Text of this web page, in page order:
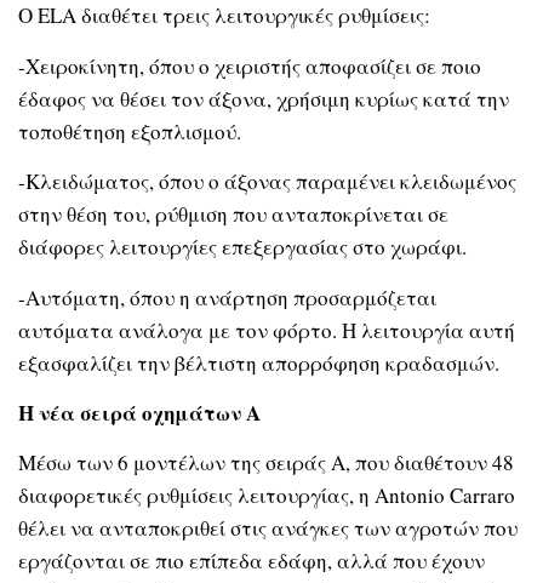
Ο ELA διαθέτει τρεις λειτουργικές ρυθμίσεις:
-Χειροκίνητη, όπου ο χειριστής αποφασίζει σε ποιο
έδαφος να θέσει τον άξονα, χρήσιμη κυρίως κατά την
τοποθέτηση εξοπλισμού.
-Κλειδώματος, όπου ο άξονας παραμένει κλειδωμένος
στην θέση του, ρύθμιση που ανταποκρίνεται σε
διάφορες λειτουργίες επεξεργασίας στο χωράφι.
-Αυτόματη, όπου η ανάρτηση προσαρμόζεται
αυτόματα ανάλογα με τον φόρτο. Η λειτουργία αυτή
εξασφαλίζει την βέλτιστη απορρόφηση κραδασμών.
Η νέα σειρά οχημάτωνA
Μέσω των 6 μοντέλων της σειράς A, που διαθέτουν 48
διαφορετικές ρυθμίσεις λειτουργίας, η Antonio Carraro
θέλει να ανταποκριθεί στις ανάγκες των αγροτών που
εργάζονται σε πιο επίπεδα εδάφη, αλλά που έχουν